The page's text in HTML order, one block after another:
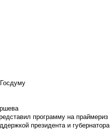
программу на праймериз
президента и губернатора